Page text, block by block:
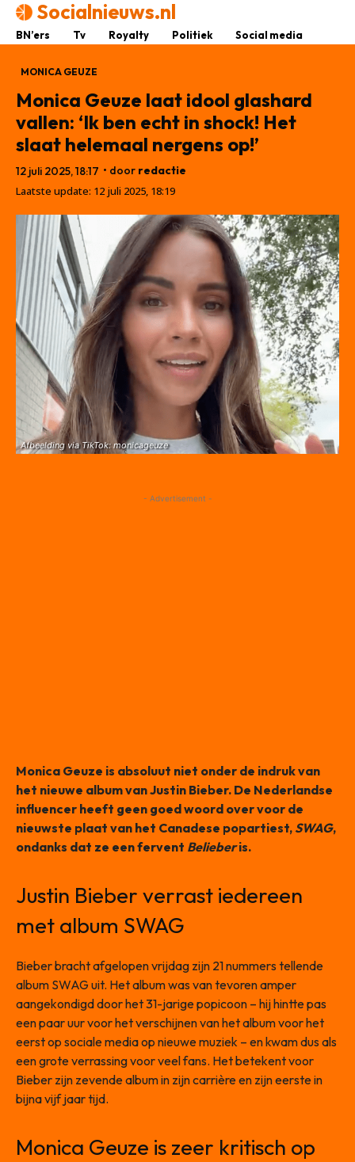
Socialnieuws.nl
BN’ers Tv Royalty Politiek Social media
MONICA GEUZE
Monica Geuze laat idool glashard
vallen: ‘Ik ben echt in shock! Het
slaat helemaal nergens op!’
12 juli 2025, 18:17 • door redactie
Laatste update: 12 juli 2025, 18:19
Afbeelding via TikTok: monicageuze
- Advertisement -
Monica Geuze is absoluut niet onder de indruk van
het nieuwe album van Justin Bieber. De Nederlandse
influencer heeft geen goed woord over voor de
nieuwste plaat van het Canadese popartiest,SWAG,
ondanks dat ze een fervent Belieberis.
Justin Bieber verrast iedereen
met album SWAG
Bieber bracht afgelopen vrijdag zijn 21 nummers tellende
album SWAG uit. Het album was van tevoren amper
aangekondigd door het 31-jarige popicoon – hij hintte pas
een paar uur voor het verschijnen van het album voor het
eerst op sociale media op nieuwe muziek – en kwam dus als
een grote verrassing voor veel fans. Het betekent voor
Bieber zijn zevende album in zijn carrière en zijn eerste in
bijna vijf jaar tijd.
Monica Geuze is zeer kritisch op